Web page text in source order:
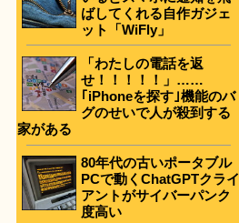
ばしてくれる自作ガジェ
ット「WiFly」
「わたしの電話を返
せ！！！！！」……
｢iPhoneを探す｣機能のバ
グのせいで人が殺到する
家がある
80年代の古いポータブル
PCで動くChatGPTクライ
アントがサイバーパンク
度高い